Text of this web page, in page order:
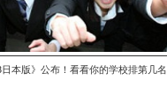
本版》公布！看看你的学校排第几名